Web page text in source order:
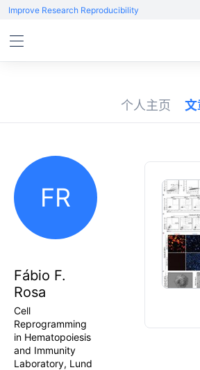
Improve Research Reproducibility
个人主页 文
FR
Fábio F.
Rosa
Cell
Reprogramming
in Hematopoiesis
and Immunity
Laboratory, Lund